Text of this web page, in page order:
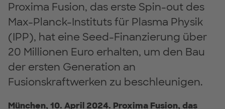
Proxima Fusion, das erste Spin-out des
Max-Planck-Instituts für Plasma Physik
(IPP), hat eine Seed-Finanzierung über
20 Millionen Euro erhalten, um den Bau
der ersten Generation an
Fusionskraftwerken zu beschleunigen.
München, 10. April 2024. Proxima Fusion, das